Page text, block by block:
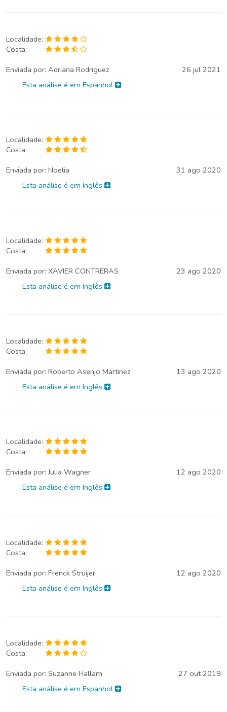
Localidade:
Costa:
Enviada por: Adriana Rodriguez
26 jul 2021
Esta análise é em Espanhol
Localidade:
Costa:
Enviada por: Noelia
31 ago 2020
Esta análise é em Inglês
Localidade:
Costa:
Enviada por: XAVIER CONTRERAS
23 ago 2020
Esta análise é em Inglês
Localidade:
Costa:
Enviada por: Roberto Asenjo Martinez
13 ago 2020
Esta análise é em Inglês
Localidade:
Costa:
Enviada por:Julia Wagner
12 ago 2020
Esta análise é em Inglês
Localidade:
Costa:
Enviada por: Frenck Struijer
12 ago 2020
Esta análise é em Inglês
Localidade:
Costa:
Enviada por: Suzanne Hallam
27 out 2019
Esta análise é em Espanhol